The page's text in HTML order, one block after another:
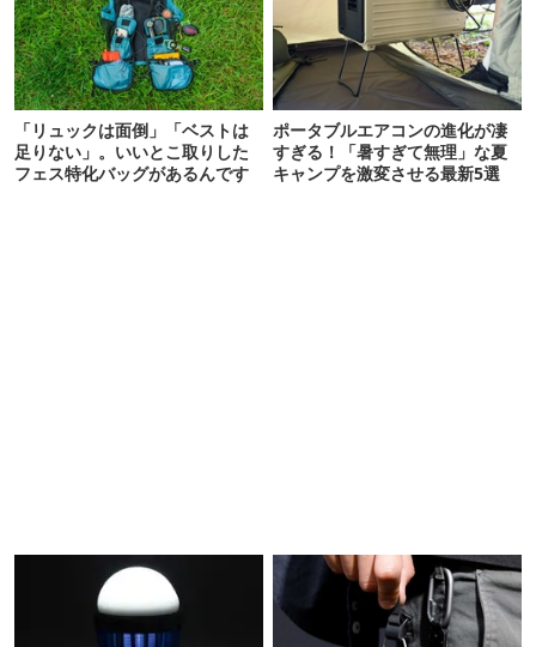
「リュックは面倒」「ベストは
足りない」。いいとこ取りした
フェス特化バッグがあるんです
ポータブルエアコンの進化が凄
すぎる！「暑すぎて無理」な夏
キャンプを激変させる最新5選